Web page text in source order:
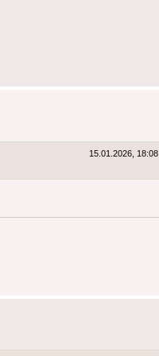
15.01.2026, 18:08